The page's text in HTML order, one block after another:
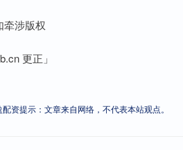
牵涉版权
更正」
配资提示：文章来自网络，不代表本站观点。